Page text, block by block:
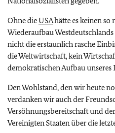
Ohne dieUSAhätte es keinen so
Wiederaufbau
nicht die erstaunlich rasche
die Weltwirtschaft, kein
demokratischen Aufbau unseres
Den Wohlstand, den wir heute
verdanken wir auch der
Versöhnungsbereitschaft und
Vereinigten Staaten über die